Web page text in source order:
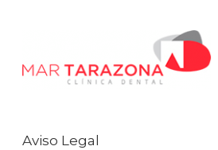
Aviso Legal